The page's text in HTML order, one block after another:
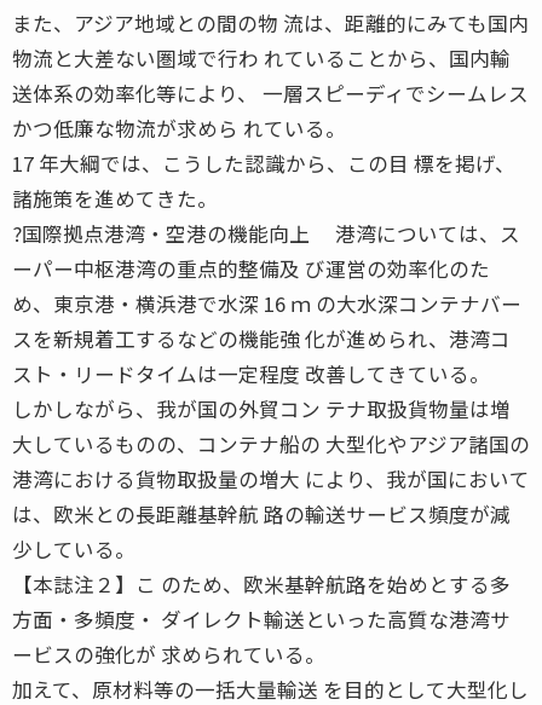
また、アジア地域との間の物 流は、距離的にみても国内
物流と大差ない圏域で行わ れていることから、国内輸
送体系の効率化等により、 一層スピーディでシームレス
かつ低廉な物流が求めら れている。
17 年大綱では、こうした認識から、この目 標を掲げ、
諸施策を進めてきた。
?国際拠点港湾・空港の機能向上 港湾については、ス
ーパー中枢港湾の重点的整備及 び運営の効率化のた
め、東京港・横浜港で水深 16 ｍ の大水深コンテナバー
スを新規着工するなどの機能強 化が進められ、港湾コ
スト・リードタイムは一定程度 改善してきている。
しかしながら、我が国の外貿コン テナ取扱貨物量は増
大しているものの、コンテナ船の 大型化やアジア諸国の
港湾における貨物取扱量の増大 により、我が国において
は、欧米との長距離基幹航 路の輸送サービス頻度が減
少している。
【本誌注２】こ のため、欧米基幹航路を始めとする多
方面・多頻度・ ダイレクト輸送といった高質な港湾サ
ービスの強化が 求められている。
加えて、原材料等の一括大量輸送 を目的として大型化し